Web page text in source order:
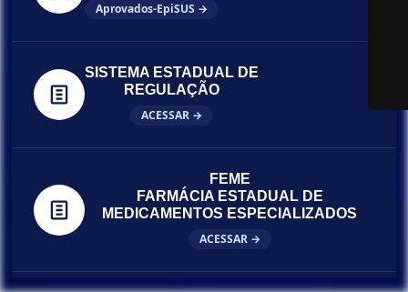
Aprovados-EpiSUS →
SISTEMA ESTADUAL DE
REGULAÇÃO
ACESSAR →
FEME
FARMÁCIA ESTADUAL DE
MEDICAMENTOS ESPECIALIZADOS
ACESSAR →